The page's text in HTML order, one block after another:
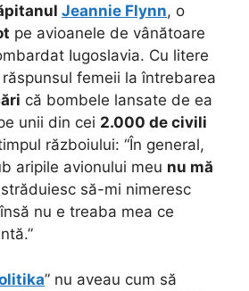
Jeannie Flynn, o
pe avioanele de vânătoare
Iugoslavia. Cu litere
femeii la întrebarea
că bombele lansate de ea
unii din cei 2.000 de civili
războiului: “În general,
aripile avionului meu nu mă
să-mi nimeresc
nu e treaba mea ce
” nu aveau cum să